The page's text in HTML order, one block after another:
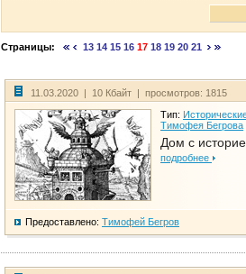
Страницы: 13 14 15 16 17 18 19 20 21
11.03.2020 | 10 Кбайт | просмотров: 1815
Тип:
Тимофея Бегрова
Дом с
подробнее
Предоставлено: Тимофей Бегров